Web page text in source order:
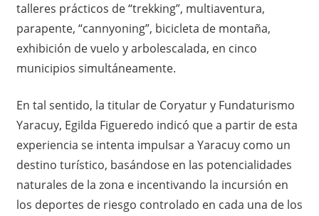
talleres prácticos de “trekking”, multiaventura,
parapente, “cannyoning”, bicicleta de montaña,
exhibición de vuelo y arbolescalada, en cinco
municipios simultáneamente.
En tal sentido, la titular de Coryatur y Fundaturismo
Yaracuy, Egilda Figueredo indicó que a partir de esta
experiencia se intenta impulsar a Yaracuy como un
destino turístico, basándose en las potencialidades
naturales de la zona e incentivando la incursión en
los deportes de riesgo controlado en cada una de los